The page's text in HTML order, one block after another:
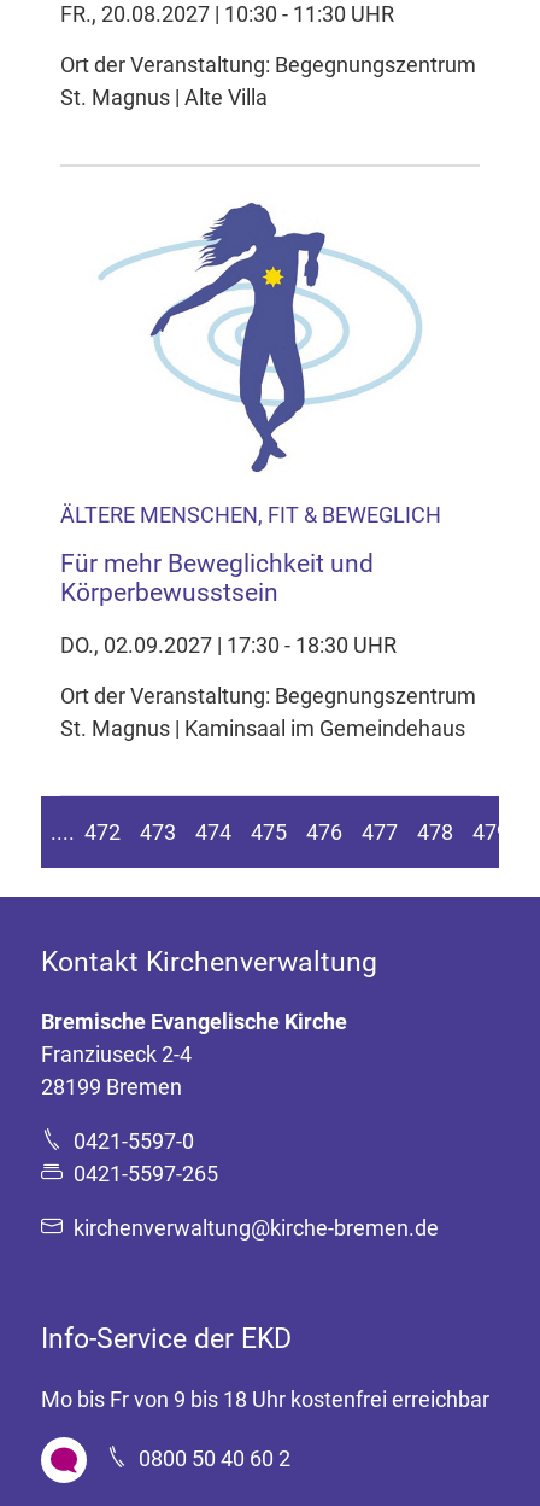
FR., 20.08.2027 | 10:30 - 11:30 UHR
Ort der Veranstaltung: Begegnungszentrum
St. Magnus | Alte Villa
ÄLTERE MENSCHEN, FIT & BEWEGLICH
Für mehr Beweglichkeit und
Körperbewusstsein
DO., 02.09.2027 | 17:30 - 18:30 UHR
Ort der Veranstaltung: Begegnungszentrum
St. Magnus | Kaminsaal im Gemeindehaus
Seite springen
Zur vorherigen Seite
.... 472 473 474 475 476 477 478 479
Kontakt Kirchenverwaltung
Bremische Evangelische Kirche
Franziuseck 2-4
28199 Bremen
0421-5597-0
0421-5597-265
kirchenverwaltung@kirche-bremen.de
Info-Service der EKD
Mo bis Fr von 9 bis 18 Uhr kostenfrei erreichbar
0800 50 40 60 2